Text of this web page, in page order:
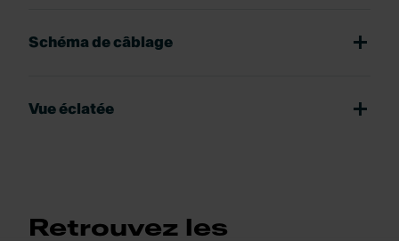
Schéma de câblage
Vue éclatée
Retrouvez les